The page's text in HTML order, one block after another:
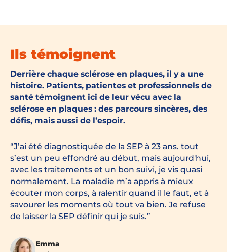
Ils témoignent
Derrière chaque sclérose en plaques, il y a une
histoire. Patients, patientes et professionnels de
santé témoignent ici de leur vécu avec la
sclérose en plaques : des parcours sincères, des
défis, mais aussi de l’espoir.
J’ai été diagnostiquée de la SEP à 23 ans. tout
s’est un peu effondré au début, mais aujourd'hui,
avec les traitements et un bon suivi, je vis quasi
normalement. La maladie m’a appris à mieux
écouter mon corps, à ralentir quand il le faut, et à
savourer les moments où tout va bien. Je refuse
de laisser la SEP définir qui je suis.
Emma